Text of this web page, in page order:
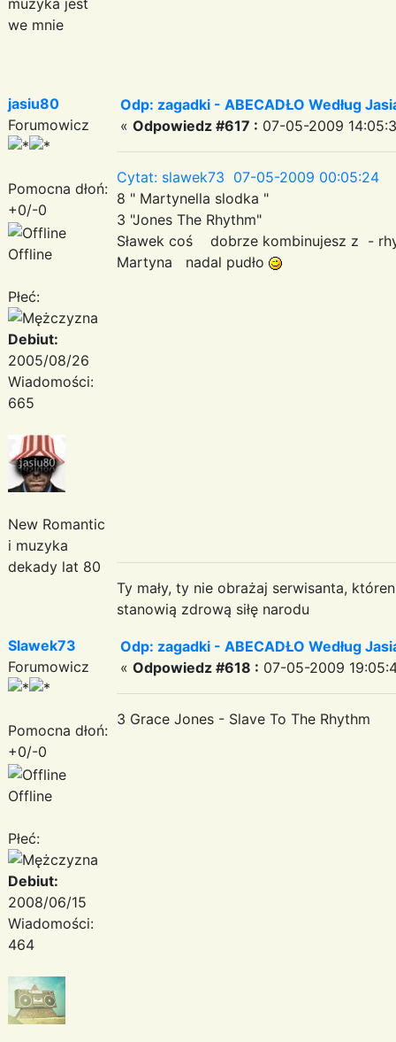
we mnie
jasiu80
Forumowicz
Pomocna dłoń:
+0/-0
Offline
Płeć:
Debiut:
2005/08/26
Wiadomości:
665
New Romantic
i muzyka
dekady lat 80
Odp: zagadki - ABECADŁO Według
« Odpowiedz #617 : 07-05-2009
Cytat: slawek73 07-05-2009 00:05:24
8 " Martynella slodka "
3 "Jones The Rhythm"
Sławek coś dobrze kombinujesz z -
Martyna nadal pudło
Ty mały, ty nie obrażaj serwisanta,
stanowią zdrową siłę narodu
Slawek73
Forumowicz
Pomocna dłoń:
+0/-0
Offline
Płeć:
Debiut:
2008/06/15
Wiadomości:
464
Odp: zagadki - ABECADŁO Według
« Odpowiedz #618 : 07-05-2009
3 Grace Jones - Slave To The Rhythm